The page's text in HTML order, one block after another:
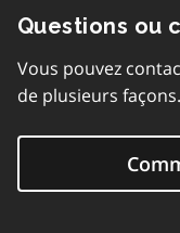
Questions ou
Vous pouvez
de plusieurs façons.